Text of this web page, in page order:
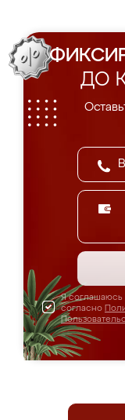
ДО
Я соглашаюсь
согласно